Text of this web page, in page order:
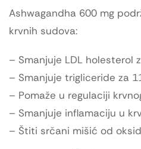
Ashwagandha 600 mg
krvnih sudova:
– Smanjuje LDL holesterol
– Smanjuje trigliceride za
– Pomaže u regulaciji
– Smanjuje inflamaciju u
– Štiti srčani mišić od